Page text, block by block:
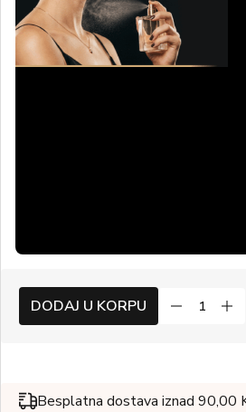
DODAJ U KORPU
Besplatna dostava iznad 90,00